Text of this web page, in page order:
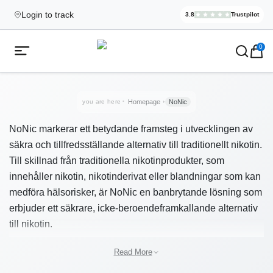
Login to track
Elekcig.se
3.8 Trustpilot
,3,071
Open mobile menu
Ecigg → Köp e-cigarett och 0
you are here Homepage NoNic
NoNic markerar ett betydande framsteg i utvecklingen av
säkra och tillfredsställande alternativ till traditionellt nikotin.
Till skillnad från traditionella nikotinprodukter, som
innehåller nikotin, nikotinderivat eller blandningar som kan
medföra hälsorisker, är NoNic en banbrytande lösning som
erbjuder ett säkrare, icke-beroendeframkallande alternativ
till nikotin.
NoNic är perfekt för dem som söker ett hälsosammare
Read More